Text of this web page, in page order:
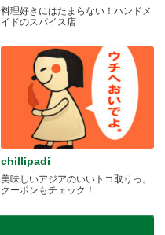
料理好きにはたまらない！ハンドメ
イドのスパイス店
chillipadi
美味しいアジアのいいトコ取りっ。
クーポンもチェック！